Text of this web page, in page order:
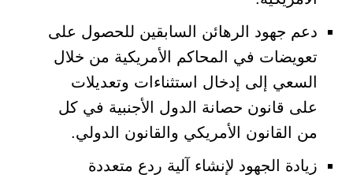
دعم جهود الرهائن السابقين للحصول على
تعويضات في المحاكم الأمريكية من خلال
السعي إلى إدخال استثناءات وتعديلات
على قانون حصانة الدول الأجنبية في كل
من القانون الأمريكي والقانون الدولي.
زيادة الجهود لإنشاء آلية ردع متعددة